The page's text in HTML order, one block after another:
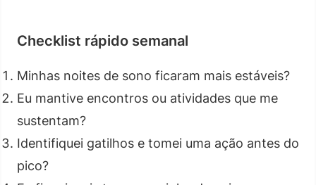
Checklist rápido semanal
Minhas noites de sono ficaram mais estáveis?
Eu mantive encontros ou atividades que me
sustentam?
Identifiquei gatilhos e tomei uma ação antes do
pico?